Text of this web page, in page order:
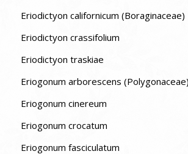
Eriodictyon californicum (Boraginaceae)
Eriodictyon crassifolium
Eriodictyon traskiae
Eriogonum arborescens (Polygonaceae)
Eriogonum cinereum
Eriogonum crocatum
Eriogonum fasciculatum